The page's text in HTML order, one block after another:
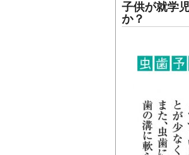
子供が就学
か？